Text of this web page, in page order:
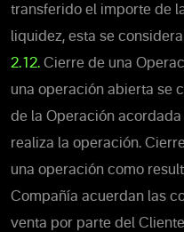
transferido el importe de
liquidez, esta se
2.12. Cierre de una
una operación abierta se
de la Operación
realiza la operación.
una operación como
Compañía acuerdan las
venta por parte del